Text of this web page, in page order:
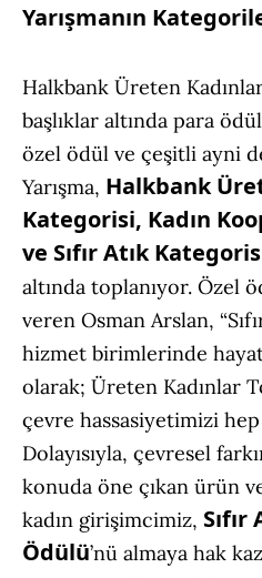
Yarışmanın
Halkbank Üreten Kadınlar
başlıklar altında para
özel ödül ve çeşitli ayni
Yarışma, Halkbank
Kategorisi, Kadın
ve Sıfır Atık
altında toplanıyor. Özel
veren Osman Arslan,
hizmet birimlerinde
olarak; Üreten Kadınlar
çevre hassasiyetimizi
Dolayısıyla, çevresel
konuda öne çıkan ürün
kadın girişimcimiz,
Ödülü’nü almaya hak